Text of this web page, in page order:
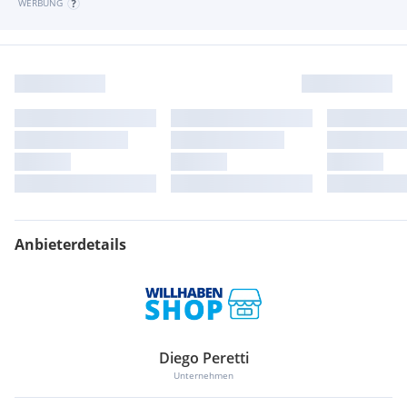
Rotholz 387/d
• Öffnungszeiten
Anbieterdetails
Diego Peretti
Unternehmen